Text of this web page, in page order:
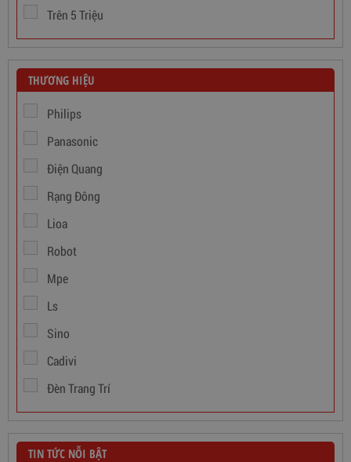
Dây Cáp Điện 1 Ruột Cadivi CV 1,5
346,000 đ
Trên 5 Triệu
THƯƠNG HIỆU
Philips
Panasonic
Điện Quang
Rạng Đông
Lioa
Robot
Mpe
Ls
Sino
Cadivi
Đèn Trang Trí
TIN TỨC NỖI BẬT